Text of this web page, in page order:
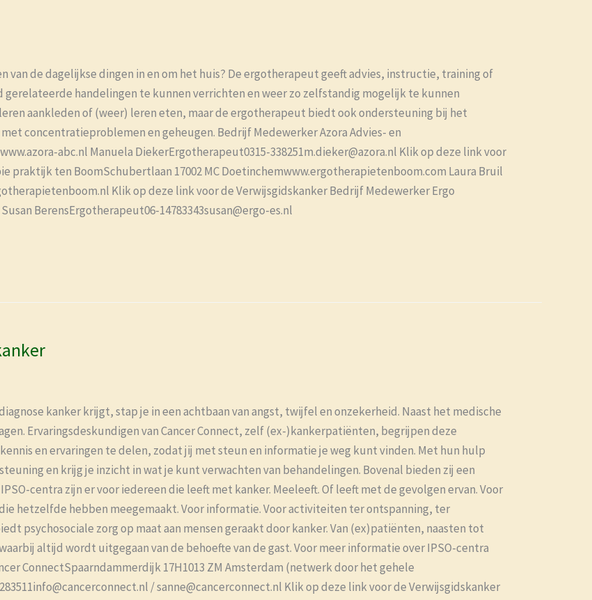
de dagelijkse dingen in en om het huis? De ergotherapeut geeft advies, instructie, training of
handelingen te kunnen verrichten en weer zo zelfstandig mogelijk te kunnen
aankleden of (weer) leren eten, maar de ergotherapeut biedt ook ondersteuning bij het
concentratieproblemen en geheugen. Bedrijf Medewerker Azora Advies- en
abc.nl Manuela DiekerErgotherapeut0315-338251m.dieker@azora.nl Klik op deze link voor
praktijk ten BoomSchubertlaan 17002 MC Doetinchemwww.ergotherapietenboom.com Laura Bruil​
Klik op deze link voor de Verwijsgidskanker Bedrijf Medewerker Ergo
Berens​Ergotherapeut06-14783343susan@ergo-es.nl
kanker krijgt, stap je in een achtbaan van angst, twijfel en onzekerheid. Naast het medische
Ervaringsdeskundigen van Cancer Connect, zelf (ex-)kankerpatiënten, begrijpen deze
en ervaringen te delen, zodat jij met steun en informatie je weg kunt vinden. Met hun hulp
en krijg je inzicht in wat je kunt verwachten van behandelingen. Bovenal bieden zij een
centra zijn er voor iedereen die leeft met kanker. Meeleeft. Of leeft met de gevolgen ervan. Voor
hetzelfde hebben meegemaakt. Voor informatie. Voor activiteiten ter ontspanning, ter
psychosociale zorg op maat aan mensen geraakt door kanker. Van (ex)patiënten, naasten tot
altijd wordt uitgegaan van de behoefte van de gast. Voor meer informatie over IPSO-centra
ConnectSpaarndammerdijk 17H1013 ZM Amsterdam (netwerk door het gehele
/ sanne@cancerconnect.nl Klik op deze link voor de Verwijsgidskanker